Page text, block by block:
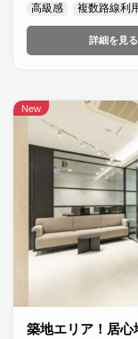
高級感
複数路線利
詳細を見る
New
築地エリア！居心